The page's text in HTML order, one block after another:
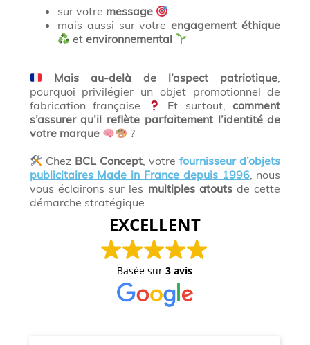
sur votre message
mais aussi sur votreengagement éthique
et environnemental
Mais au-delà de l’aspect patriotique,
pourquoi privilégier un objet promotionnel de
fabrication française
Et surtout,comment
s’assurer qu’il reflète parfaitement l’identité de
votre marque
?
Chez BCL Concept, votrefournisseur d’objets
publicitaires Made in France depuis 1996, nous
vous éclairons sur les multiples atoutsde cette
démarche stratégique.
EXCELLENT
Basée sur3 avis